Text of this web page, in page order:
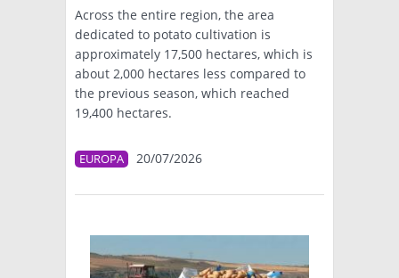
LA PAPA
RESOLUCIONES Y NORMATIVAS
ENLACES
ARGENPAPA
PUBLICIDAD
QUIENES SOMOS
CONTACTO
BUSCAR NOTICIAS
Across the entire region, the area
dedicated to potato cultivation is
approximately 17,500 hectares, which is
about 2,000 hectares less compared to
the previous season, which reached
19,400 hectares.
EUROPA 20/07/2026